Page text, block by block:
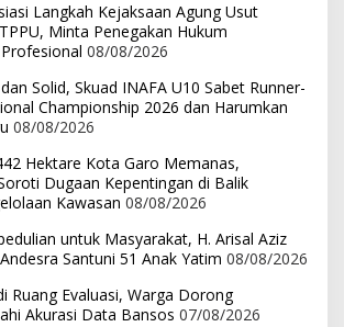
Langkah Kejaksaan Agung Usut
Minta Penegakan Hukum
08/08/2026
Solid, Skuad INAFA U10 Sabet Runner-
Championship 2026 dan Harumkan
08/08/2026
Hektare Kota Garo Memanas,
Dugaan Kepentingan di Balik
Kawasan 08/08/2026
untuk Masyarakat, H. Arisal Aziz
Santuni 51 Anak Yatim 08/08/2026
Ruang Evaluasi, Warga Dorong
Akurasi Data Bansos 07/08/2026